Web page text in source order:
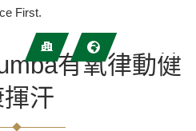
有氧律動健
揮汗